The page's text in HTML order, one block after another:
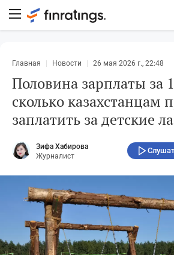
Главная Новости 26 мая 2026 г., 22:48
Половина зарплаты за
сколько казахстанцам
заплатить за детские
Зифа Хабирова
Журналист